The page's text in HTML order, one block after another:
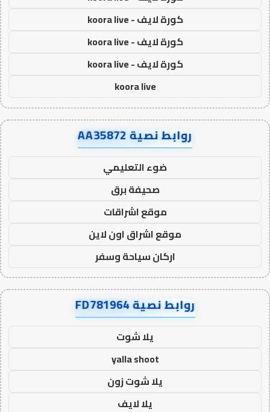
كورة لايف - koora live
كورة لايف - koora live
كورة لايف - koora live
koora live
روابط نصية AA35872
ضوء التعليمي
صحيفة برق
موقع اشراقات
موقع اشراق اون لاين
اركان سياحة وسفر
روابط نصية FD781964
يلا شوت
yalla shoot
يلا شوت زون
يلا لايف